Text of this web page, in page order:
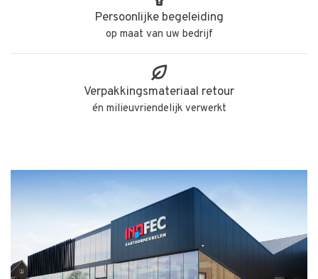
Persoonlijke begeleiding
op maat van uw bedrijf
Verpakkingsmateriaal retour
én milieuvriendelijk verwerkt